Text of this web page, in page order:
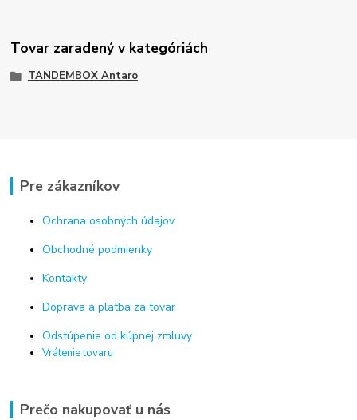
Tovar zaradený v kategóriách
TANDEMBOX Antaro
Pre zákazníkov
Ochrana osobných údajov
Obchodné podmienky
Kontakty
Doprava a platba za tovar
Odstúpenie od kúpnej zmluvy
Vrátenie tovaru
Prečo nakupovať u nás